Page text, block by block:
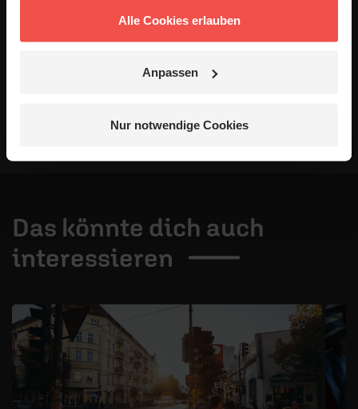
Alle Cookies erlauben
Anpassen
Nur notwendige Cookies
Veröffentlichung besteht nicht. Bitte beachten Sie beim
Absenden
Das könnte dich auch
interessieren